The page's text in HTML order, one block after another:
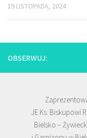
19 LISTOPADA, 2024
OBSERWUJ:
JE Ks. Biskupowi
Bielsko –